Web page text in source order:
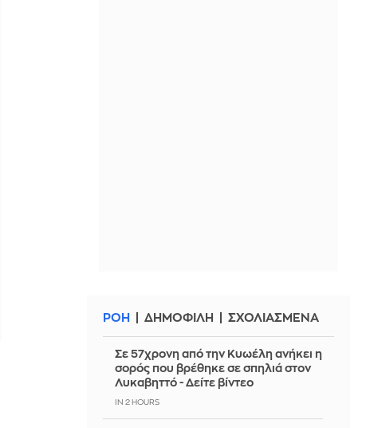
ΡΟΗ ΔΗΜΟΦΙΛΗ ΣΧΟΛΙΑΣΜΕΝΑ
Σε 57χρονη από την Κυωέλη ανήκει η
σορός που βρέθηκε σε σπηλιά στον
Λυκαβηττό - Δείτε βίντεο
IN 2 HOURS